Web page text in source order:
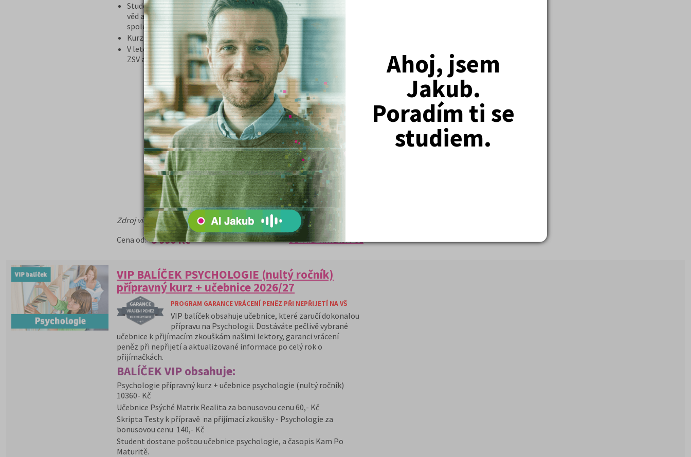
Ahoj, jsem
Jakub.
Poradím ti se
studiem.
Studenti získají strukturovaný přehled v oblasti společenských
věd a tak jsou schopnost vysvětlit důležité pojmy ze základů
společenských věd
Kurz ZSV probíhá v prezenční i ONLINE formě.
V letošním roce dostanou studenti v rámci kurzu poštou učebnici
ZSV a časopis Kam Po Maturitě.
Zdroj videa: AI Google Veo
Cena od: 5 990 Kč DETAILPŘIHLÁSIT SE
VIP BALÍČEK PSYCHOLOGIE (nultý ročník)
přípravný kurz + učebnice 2026/27
PROGRAM GARANCE VRÁCENÍ PENĚZ PŘI NEPŘIJETÍ NA VŠ
VIP balíček obsahuje učebnice, které zaručí dokonalou
přípravu na Psychologii. Dostáváte pečlivě vybrané
učebnice k přijímacím zkouškám našimi lektory, garanci vrácení
peněz při nepřijetí a aktualizované informace po celý rok o
přijímačkách.
BALÍČEK VIP obsahuje:
Psychologie přípravný kurz + učebnice psychologie (nultý ročník)
10360- Kč
Učebnice Psýché Matrix Realita za bonusovou cenu 60,- Kč
Skripta Testy k přípravě na přijímací zkoušky - Psychologie za
bonusovou cenu 140,- Kč
Student dostane poštou učebnice psychologie, a časopis Kam Po
Maturitě.